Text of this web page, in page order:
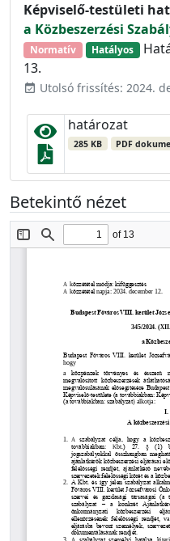
Képviselő-testületi
a Közbeszerzési
Normatív Hatályos
13.
event_available Utolsó frissítés: 2024.
határozat
285 KB PDF
Betekintő nézet